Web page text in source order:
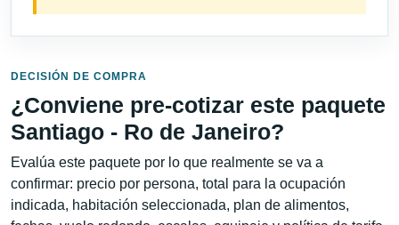
DECISIÓN DE COMPRA
¿Conviene pre-cotizar este paquete
Santiago - Ro de Janeiro?
Evalúa este paquete por lo que realmente se va a
confirmar: precio por persona, total para la ocupación
indicada, habitación seleccionada, plan de alimentos,